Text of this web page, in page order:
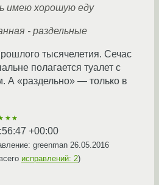
имею хорошую еду
- раздельные
тысячелетия. Сечас
полагается туалет с
А «раздельно» — только в
+00:00
greenman 26.05.2016
исправлений: 2)